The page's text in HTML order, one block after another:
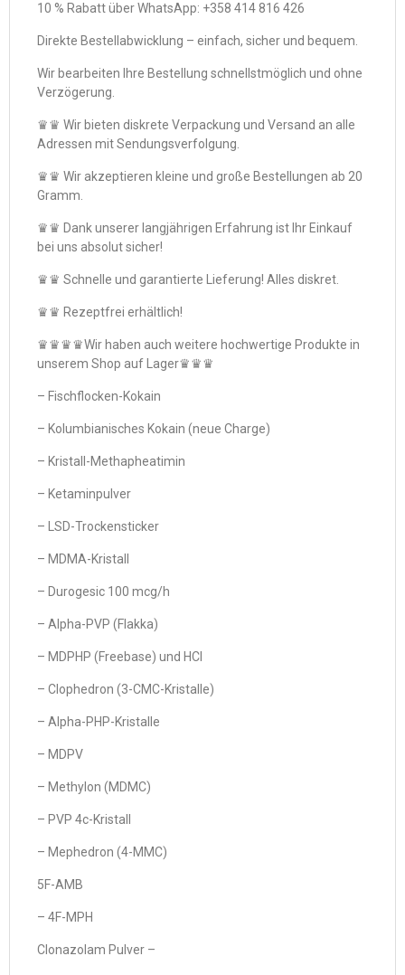
10 % Rabatt über WhatsApp: +358 414 816 426
Direkte Bestellabwicklung – einfach, sicher und bequem.
Wir bearbeiten Ihre Bestellung schnellstmöglich und ohne
Verzögerung.
♛♛ Wir bieten diskrete Verpackung und Versand an alle
Adressen mit Sendungsverfolgung.
♛♛ Wir akzeptieren kleine und große Bestellungen ab 20
Gramm.
♛♛ Dank unserer langjährigen Erfahrung ist Ihr Einkauf
bei uns absolut sicher!
♛♛ Schnelle und garantierte Lieferung! Alles diskret.
♛♛ Rezeptfrei erhältlich!
♛♛♛♛Wir haben auch weitere hochwertige Produkte in
unserem Shop auf Lager♛♛♛
– Fischflocken-Kokain
– Kolumbianisches Kokain (neue Charge)
– Kristall-Methapheatimin
– Ketaminpulver
– LSD-Trockensticker
– MDMA-Kristall
– Durogesic 100 mcg/h
– Alpha-PVP (Flakka)
– MDPHP (Freebase) und HCl
– Clophedron (3-CMC-Kristalle)
– Alpha-PHP-Kristalle
– MDPV
– Methylon (MDMC)
– PVP 4c-Kristall
– Mephedron (4-MMC)
5F-AMB
– 4F-MPH
Clonazolam Pulver –